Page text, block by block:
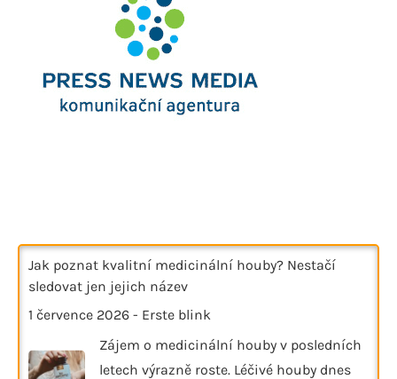
Jak poznat kvalitní medicinální houby? Nestačí
sledovat jen jejich název
1 července 2026 - Erste blink
Zájem o medicinální houby v posledních
letech výrazně roste. Léčivé houby dnes